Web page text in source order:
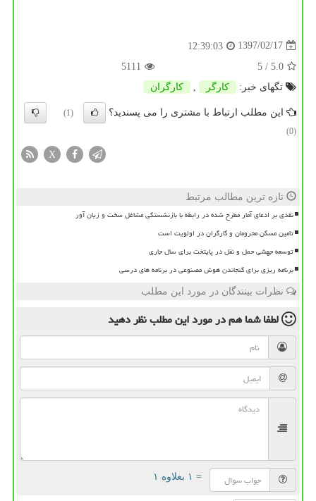
1397/02/17
12:39:03
5.0
/ 5
5111
تگهای خبر:
كارگر كارگران
این مطلب ارتباط با مشتری را می پسندید؟
(1)
(0)
X
تازه ترین مطالب مرتبط
نقدی بر ادعای آمار مطرح شده در رابطه با بازنشستگی مشاغل سخت و زیان آور
تامین مسکن محرومان و کارگران در اولویت است
توسعه جهشی حمل و نقل در پایتخت برای سال جاری
برنامه ریزی برای گنجاندن هوش مصنوعی در برنامه های درسی
نظرات بینندگان در مورد این مطلب
لطفا شما همدر مورد این مطلبنظر دهید
= ۱ بعلاوه ۱